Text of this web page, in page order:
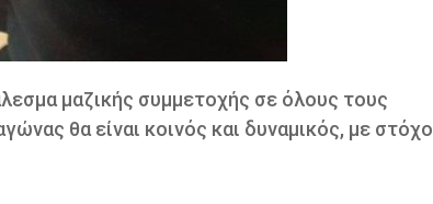
μαζικής συμμετοχής σε όλους τους
θα είναι κοινός και δυναμικός, με στόχο